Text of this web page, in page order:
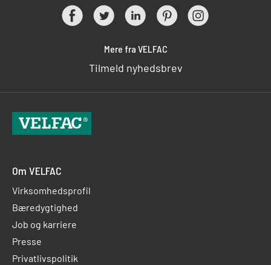
Mere fra VELFAC
Tilmeld nyhedsbrev
Om VELFAC
Virksomhedsprofil
Bæredygtighed
Job og karriere
Presse
Privatlivspolitik